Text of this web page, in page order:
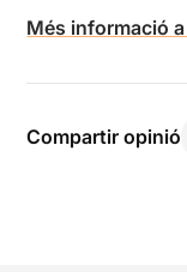
Més informació
Compartir opinió